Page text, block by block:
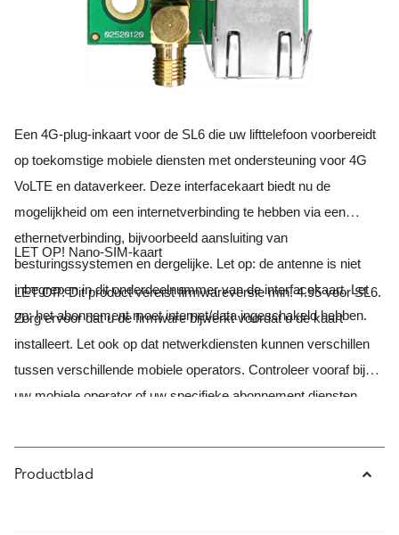
Een 4G-plug-inkaart voor de SL6 die uw lifttelefoon voorbereidt
op toekomstige mobiele diensten met ondersteuning voor 4G
VoLTE en dataverkeer. Deze interfacekaart biedt nu de
mogelijkheid om een internetverbinding te hebben via een
ethernetverbinding, bijvoorbeeld aansluiting van
besturingssystemen en dergelijke. Let op: de antenne is niet
inbegrepen in dit onderdeelnummer van de interfacekaart. Let
op: het abonnement moet internet/data ingeschakeld hebben.
LET OP! Nano-SIM-kaart
LET OP: Dit product vereist firmwareversie min. 4.95 voor SL6.
Zorg ervoor dat u de firmware bijwerkt voordat u de kaart
installeert. Let ook op dat netwerkdiensten kunnen verschillen
tussen verschillende mobiele operators. Controleer vooraf bij
uw mobiele operator of uw specifieke abonnement diensten
VoLTE- en NIF-producten van SafeLine contact met ons op bij
SafeLine.
Productblad